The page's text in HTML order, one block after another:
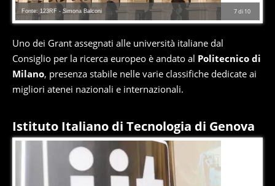
7di 10
Fonte: 123RF - Simona Balconi
Uno dei Grant assegnati alle università italiane dal
Consiglio per la ricerca europeo è andato al Politecnico di
Milano, presenza stabile nelle varie classifiche dedicate ai
migliori atenei nazionali e internazionali.
Istituto Italiano di Tecnologia di Genova